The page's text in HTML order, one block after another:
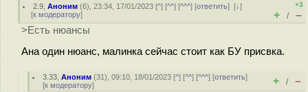
2.9 ,Аноним (6), 23:34, 17/01/2023 [^] [^^] [^^^] [ответить][↓]
[к модератору]
+3
+ / –
>Есть нюансы
Ана один нюанс, малинка сейчас стоит как БУ присвка.
3.33 ,Аноним (31), 09:10, 18/01/2023 [^] [^^] [^^^] [ответить]
[к модератору] + / –